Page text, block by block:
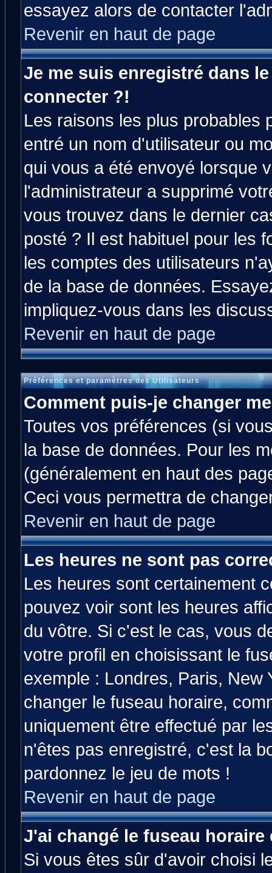
essayez alors de contacter
Revenir en haut de page
Je me suis enregistré dans
connecter ?!
Les raisons les plus probables
entré un nom d'utilisateur ou
qui vous a été envoyé lorsque
l'administrateur a supprimé
vous trouvez dans le dernier
posté ? Il est habituel pour les
les comptes des utilisateurs
de la base de données.
impliquez-vous dans les
Revenir en haut de page
Préférences et paramètres des Utilisateurs
Comment puis-je changer
Toutes vos préférences (si
la base de données. Pour les
(généralement en haut des
Ceci vous permettra de
Revenir en haut de page
Les heures ne sont pas
Les heures sont certainement
pouvez voir sont les heures
du vôtre. Si c'est le cas, vous
votre profil en choisissant le
exemple : Londres, Paris, New
changer le fuseau horaire,
uniquement être effectué par
n'êtes pas enregistré, c'est la
pardonnez le jeu de mots !
Revenir en haut de page
J'ai changé le fuseau
Si vous êtes sûr d'avoir choisi